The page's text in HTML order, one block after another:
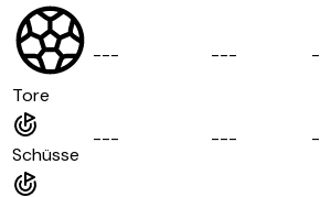
Tore
--- --- -
Schüsse
--- --- -